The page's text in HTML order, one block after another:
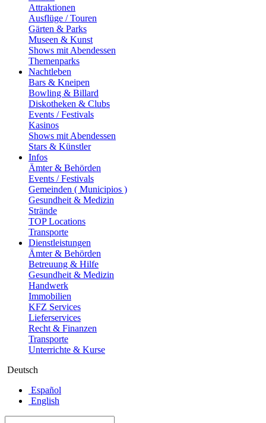
Attraktionen
Ausflüge / Touren
Gärten & Parks
Museen & Kunst
Shows mit Abendessen
Themenparks
Nachtleben
Bars & Kneipen
Bowling & Billard
Diskotheken & Clubs
Events / Festivals
Kasinos
Shows mit Abendessen
Stars & Künstler
Infos
Ämter & Behörden
Events / Festivals
Gemeinden ( Municipios )
Gesundheit & Medizin
Strände
TOP Locations
Transporte
Dienstleistungen
Ämter & Behörden
Betreuung & Hilfe
Gesundheit & Medizin
Handwerk
Immobilien
KFZ Services
Lieferservices
Recht & Finanzen
Transporte
Unterrichte & Kurse
Deutsch
Español
English